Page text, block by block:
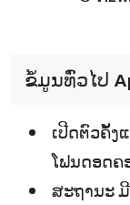
ຂໍ້ມູນທົ່ວໄປ
ເປີດຕົວຄັ້ງ
ໂຟນດອດຄ
ສະຖານະ